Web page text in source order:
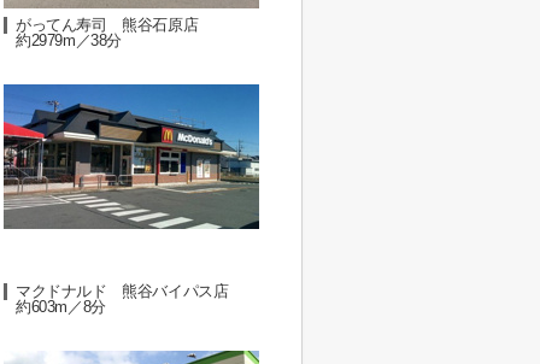
がってん寿司 熊谷石原店
約2979m／38分
マクドナルド 熊谷バイパス店
約603m／8分